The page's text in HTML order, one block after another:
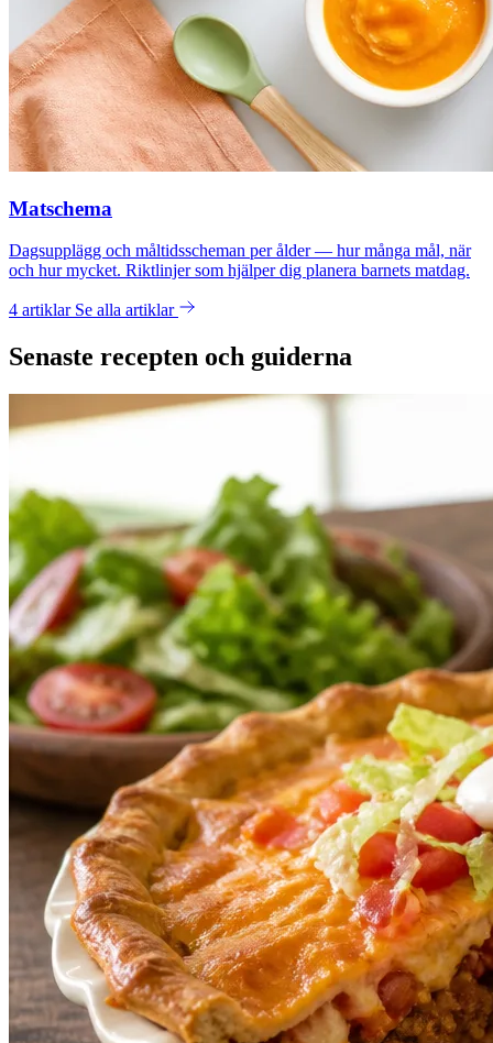
Matschema
Dagsupplägg och måltidsscheman per ålder — hur många mål, när
och hur mycket. Riktlinjer som hjälper dig planera barnets matdag.
4 artiklar Se alla artiklar
Senaste recepten och guiderna